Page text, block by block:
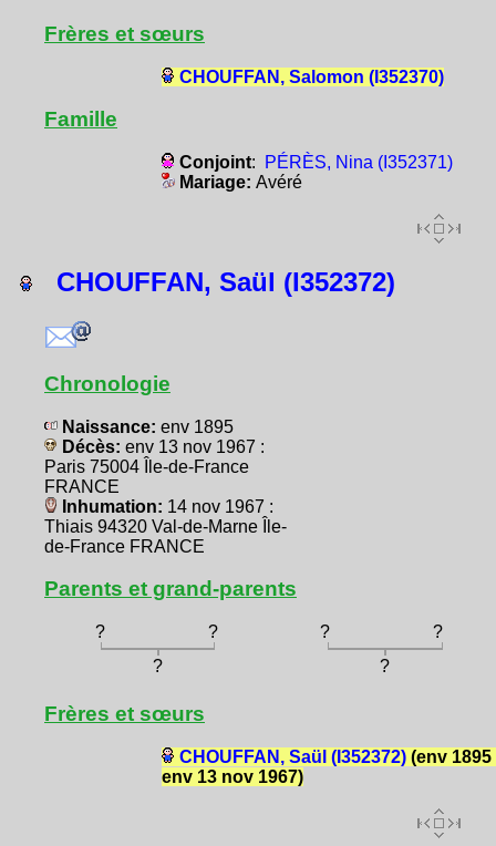
Frères et sœurs
CHOUFFAN, Salomon (I352370)
Famille
Conjoint:
PÉRÈS, Nina (I352371)
Mariage: Avéré
CHOUFFAN, Saül (I352372)
Chronologie
Naissance: env 1895
Décès: env 13 nov 1967 :
Paris 75004 Île-de-France
FRANCE
Inhumation: 14 nov 1967 :
Thiais 94320 Val-de-Marne Île-
de-France FRANCE
Parents et grand-parents
? ? ?
?
?
?
Frères et sœurs
CHOUFFAN, Saül (I352372)(env 1895
env 13 nov 1967)